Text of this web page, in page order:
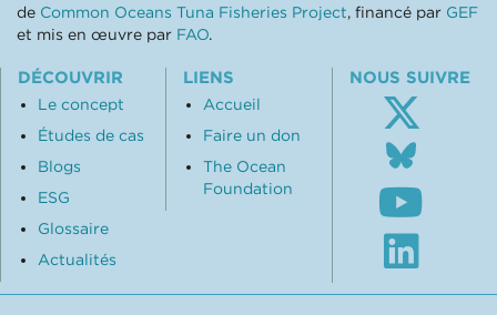
de Common Oceans Tuna Fisheries Project, financé par GEF
et mis en œuvre par FAO.
DÉCOUVRIR
Le concept
Études de cas
Blogs
ESG
Glossaire
Actualités
LIENS
Accueil
Faire un don
The Ocean
Foundation
NOUS SUIVRE
us
on
to
our
Visit
our